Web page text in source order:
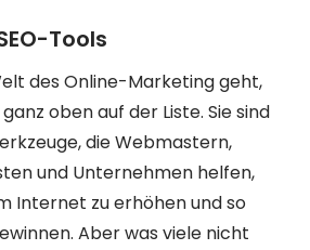
Tools
des Online-Marketing geht,
oben auf der Liste. Sie sind
die Webmastern,
und Unternehmen helfen,
Internet zu erhöhen und so
Aber was viele nicht